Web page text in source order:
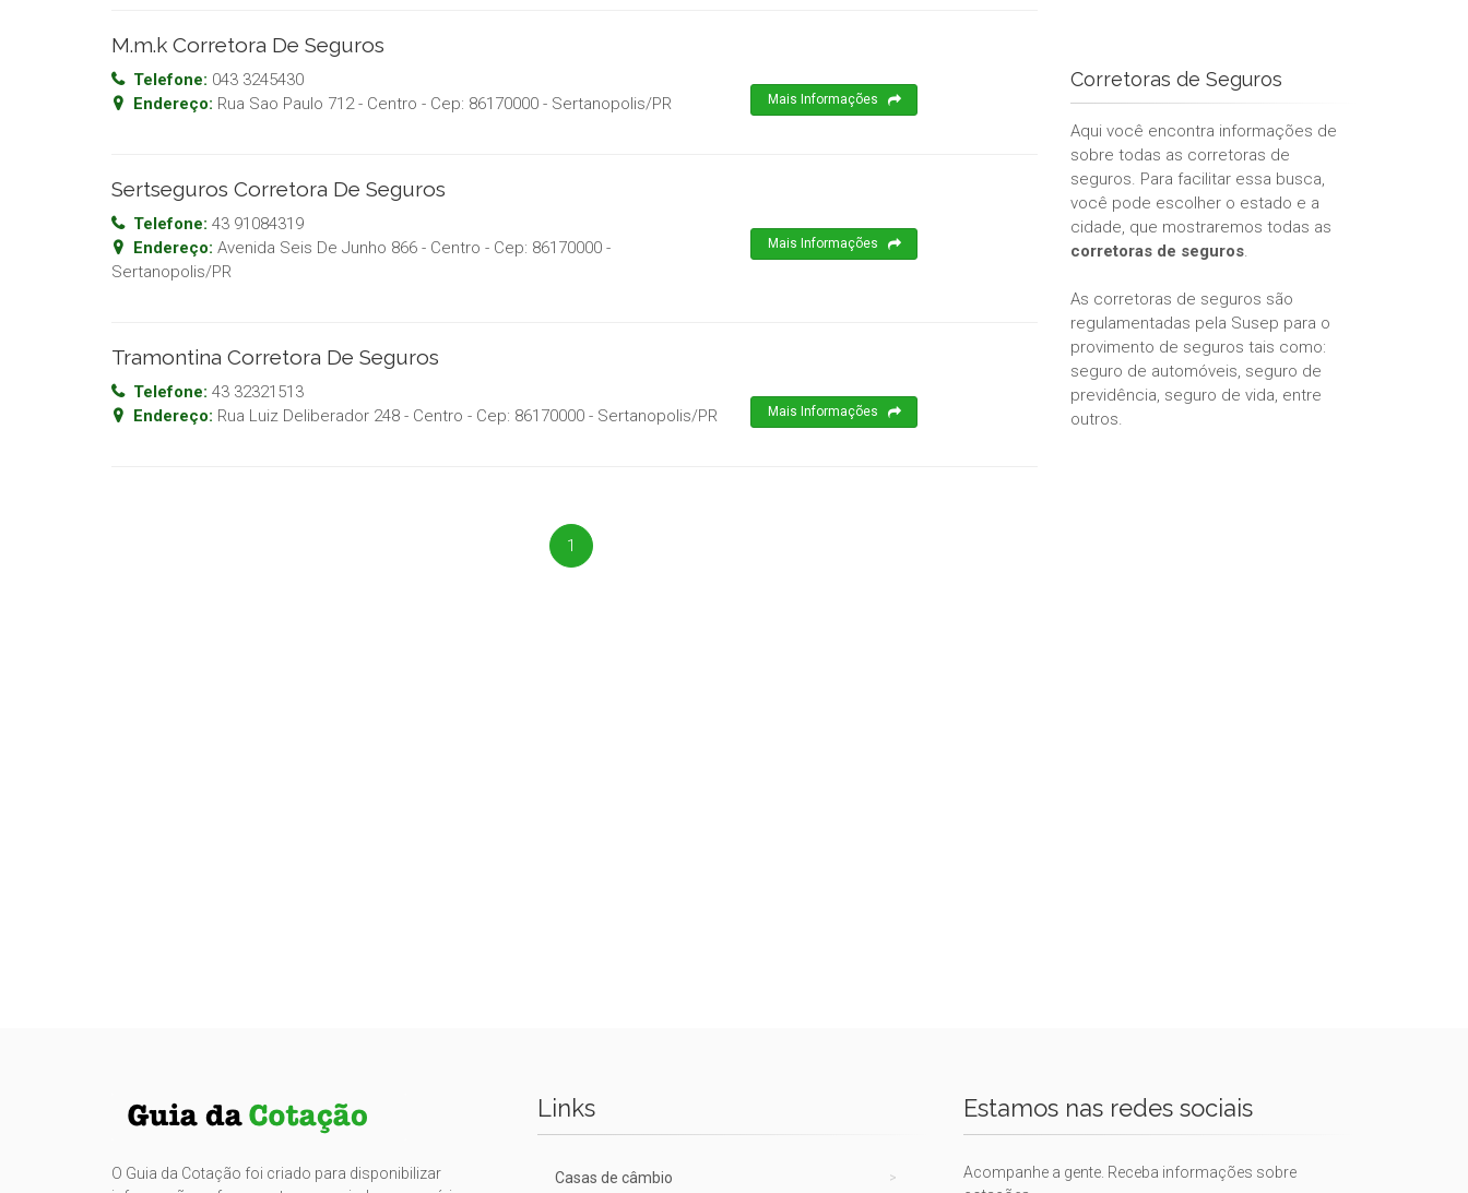
M.m.k Corretora De Seguros
Telefone: 043 3245430
Endereço: Rua Sao Paulo 712 - Centro - Cep: 86170000 - Sertanopolis/PR Mais Informações
Sertseguros Corretora De Seguros
Telefone: 43 91084319
Endereço: Avenida Seis De Junho 866 - Centro - Cep: 86170000 -
Sertanopolis/PR
Mais Informações
Tramontina Corretora De Seguros
Telefone: 43 32321513
Endereço: Rua Luiz Deliberador 248 - Centro - Cep: 86170000 - Sertanopolis/PR Mais Informações
1
Corretoras de Seguros
Aqui você encontra informações de
sobre todas as corretoras de
seguros. Para facilitar essa busca,
você pode escolher o estado e a
cidade, que mostraremos todas as
corretoras de seguros.
As corretoras de seguros são
regulamentadas pela Susep para o
provimento de seguros tais como:
seguro de automóveis, seguro de
previdência, seguro de vida, entre
outros.
O Guia da Cotação foi criado para disponibilizar
Links
Casas de câmbio
Estamos nas redes sociais
Acompanhe a gente. Receba informações sobre